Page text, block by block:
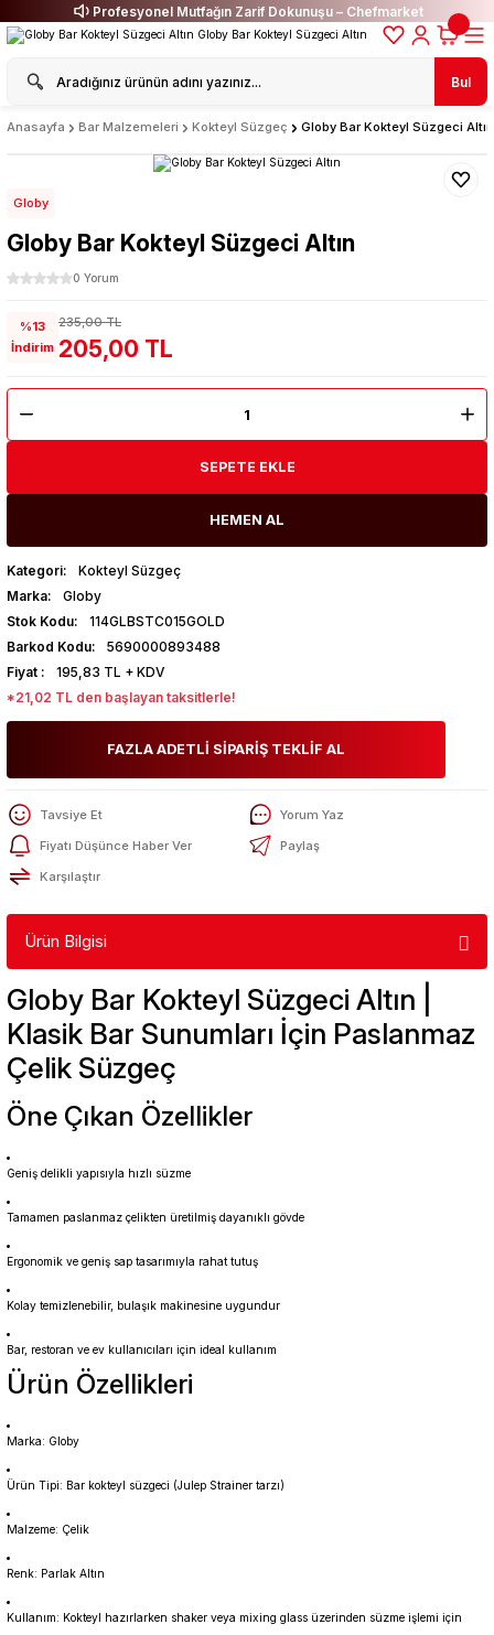
Profesyonel Mutfağın Zarif Dokunuşu – Chefmarket
Bul
Anasayfa Bar Malzemeleri Kokteyl Süzgeç Globy Bar Kokteyl Süzgeci Altın
Globy
Globy Bar Kokteyl Süzgeci Altın
0 Yorum
%13
İndirim
235,00 TL
205,00 TL
SEPETE EKLE
HEMEN AL
Kategori
Kokteyl Süzgeç
Marka
Globy
Stok Kodu
114GLBSTC015GOLD
Barkod Kodu
5690000893488
Fiyat
195,83 TL + KDV
*21,02 TL den başlayan taksitlerle!
FAZLA ADETLİ SİPARİŞ TEKLİF AL
Tavsiye Et
Yorum Yaz
Fiyatı Düşünce Haber Ver
Paylaş
Karşılaştır
Ürün Bilgisi
Globy Bar Kokteyl Süzgeci Altın |
Klasik Bar Sunumları İçin Paslanmaz
Çelik Süzgeç
Öne Çıkan Özellikler
Geniş delikli yapısıyla hızlı süzme
Tamamen paslanmaz çelikten üretilmiş dayanıklı gövde
Ergonomik ve geniş sap tasarımıyla rahat tutuş
Kolay temizlenebilir, bulaşık makinesine uygundur
Bar, restoran ve ev kullanıcıları için ideal kullanım
Ürün Özellikleri
Marka: Globy
Ürün Tipi: Bar kokteyl süzgeci (Julep Strainer tarzı)
Malzeme: Çelik
Renk: Parlak Altın
Kullanım: Kokteyl hazırlarken shaker veya mixing glass üzerinden süzme işlemi için